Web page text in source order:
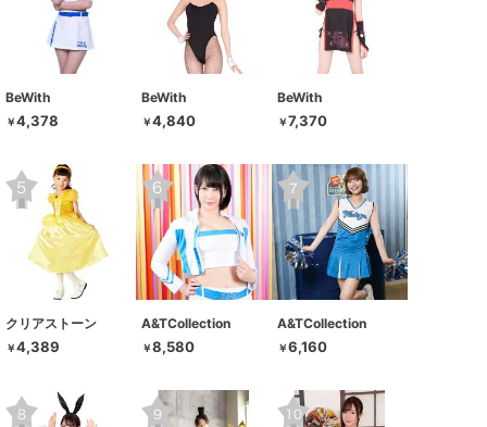
BeWith
￥4,378
BeWith
￥4,840
BeWith
￥7,370
クリアストーン
￥4,389
A&TCollection
￥8,580
A&TCollection
￥6,160